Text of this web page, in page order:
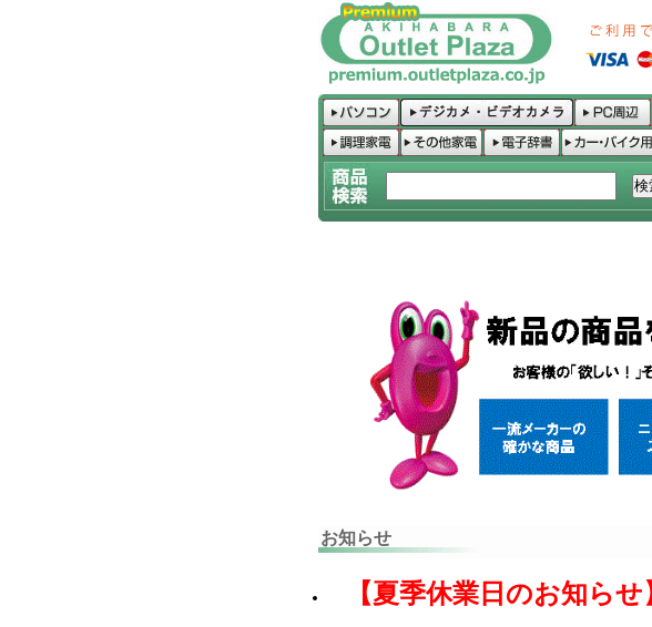
お知らせ
【夏季休業日のお知らせ